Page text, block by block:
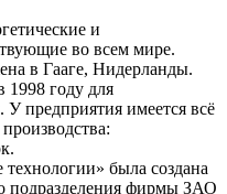
и
во всем мире.
в Гааге, Нидерланды.
году для
предприятия имеется всё
была создана
подразделения фирмы ЗАО